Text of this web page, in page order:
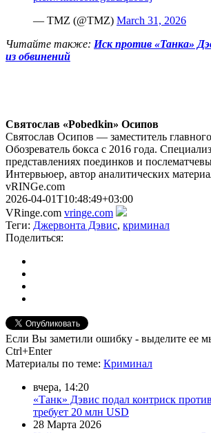
— TMZ (@TMZ) March 31, 2026
Читайте также: Иск против «Танка»
из обвинений
Святослав «Pobedkin» Осипов
Святослав Осипов — заместитель
Обозреватель бокса с 2016 года.
представлениях поединков и
Интервьюер, автор аналитических
vRINGe.com
2026-04-01T10:48:49+03:00
VRinge.com vringe.com
Теги: Джервонта Дэвис, криминал
Поделиться:
Если Вы заметили ошибку - выделите ее
Ctrl+Enter
Материалы по теме: Криминал
вчера, 14:20
«Танк» Дэвис подал контриск
требует 20 млн USD
28 Марта 2026